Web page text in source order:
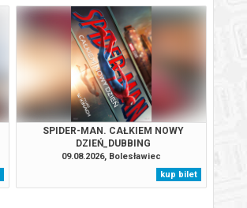
SPIDER-MAN. CAŁKIEM NOWY
DZIEŃ_DUBBING
09.08.2026, Bolesławiec
kup bilet